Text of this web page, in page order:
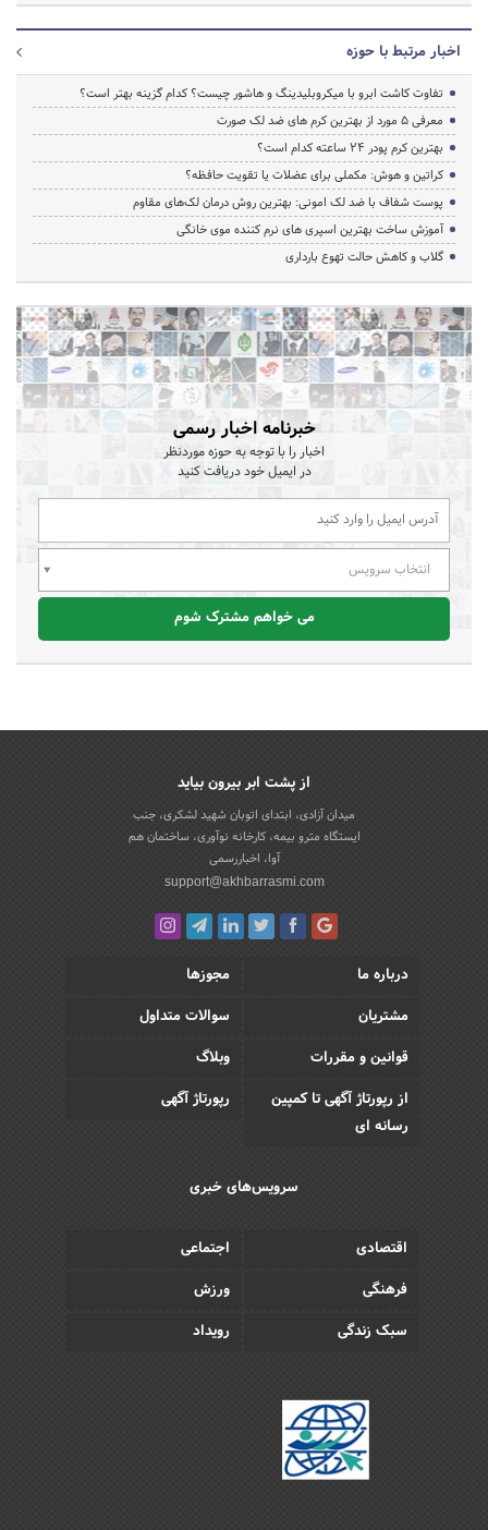
اخبار مرتبط با حوزه
تفاوت کاشت ابرو با میکروبلیدینگ و هاشور چیست؟ کدام گزینه بهتر است؟
معرفی 5 مورد از بهترین کرم های ضد لک صورت
بهترین کرم پودر 24 ساعته کدام است؟
کراتین و هوش: مکملی برای عضلات یا تقویت حافظه؟
پوست شفاف با ضد لک امونی: بهترین روش درمان لک‌های مقاوم
آموزش ساخت بهترین اسپری های نرم‌ کننده موی خانگی
گلاب و کاهش حالت تهوع بارداری
خبرنامه اخبار رسمی
اخبار را با توجه به حوزه موردنظر
در ایمیل خود دریافت کنید
انتخاب سرویس
می خواهم مشترک شوم
از پشت ابر بیرون بیاید
میدان آزادی، ابتدای اتوبان شهید لشکری، جنب
ایستگاه مترو بیمه، کارخانه نوآوری، ساختمان هم
آوا، اخباررسمی
support@akhbarrasmi.com
درباره ما
مجوزها
مشتریان
سوالات متداول
قوانین و مقررات
وبلاگ
از رپورتاژ آگهی تا کمپین
رسانه ای
رپورتاژ آگهی
سرویس‌های خبری
اقتصادی
اجتماعی
فرهنگی
ورزش
سبک زندگی
رویداد